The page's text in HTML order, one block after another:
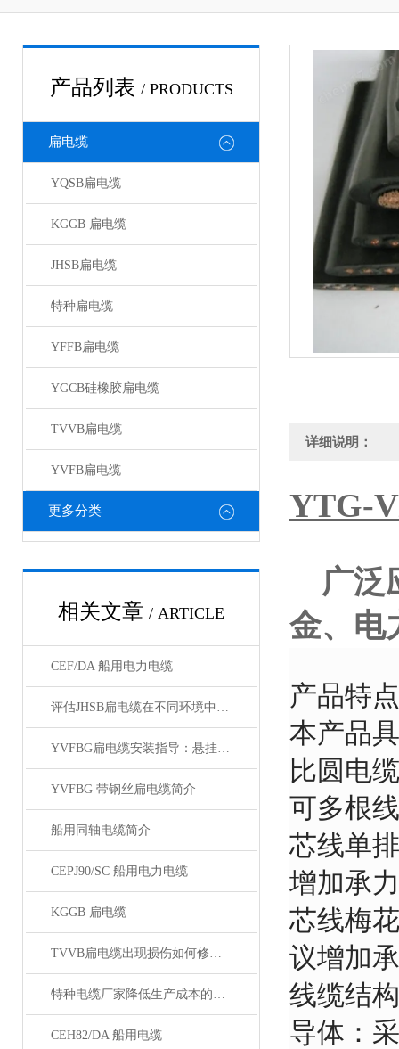
产品列表 / PRODUCTS
扁电缆
YQSB扁电缆
KGGB 扁电缆
JHSB扁电缆
特种扁电缆
YFFB扁电缆
YGCB硅橡胶扁电缆
TVVB扁电缆
YVFB扁电缆
更多分类
相关文章 / ARTICLE
CEF/DA 船用电力电缆
评估JHSB扁电缆在不同环境中电气性能稳定性
YVFBG扁电缆安装指导：悬挂张力控制、弯曲半径与卷筒收放要点
YVFBG 带钢丝扁电缆简介
船用同轴电缆简介
CEPJ90/SC 船用电力电缆
KGGB 扁电缆
TVVB扁电缆出现损伤如何修补？有哪些措施
特种电缆厂家降低生产成本的合理手段
CEH82/DA 船用电缆
详细说明：
YTG-
广泛
金、电
产品特
本产品
比圆电
可多根
芯线单
增加承
芯线梅
议增加
线缆结
导体：